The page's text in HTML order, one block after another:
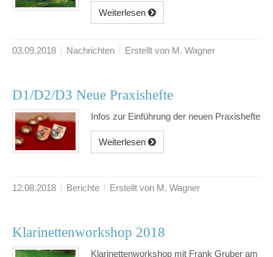
Weiterlesen
03.09.2018 Nachrichten Erstellt von M. Wagner
D1/D2/D3 Neue Praxishefte
Infos zur Einführung der neuen Praxishefte
Weiterlesen
12.08.2018 Berichte Erstellt von M. Wagner
Klarinettenworkshop 2018
Klarinettenworkshop mit Frank Gruber am